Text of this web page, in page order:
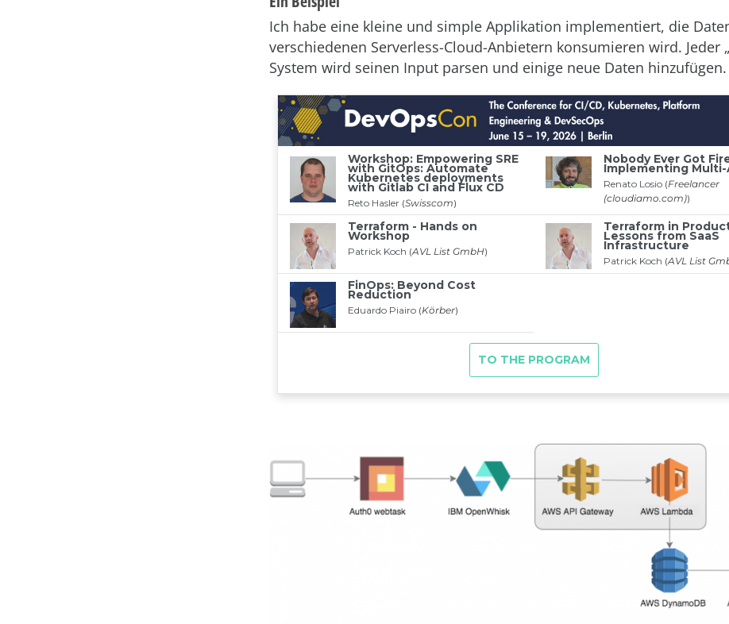
Ich habe eine kleine und simple Applikation implementiert, die
verschiedenen Serverless-Cloud-Anbietern konsumieren wird. Jeder
System wird seinen Input parsen und einige neue Daten hinzufügen.